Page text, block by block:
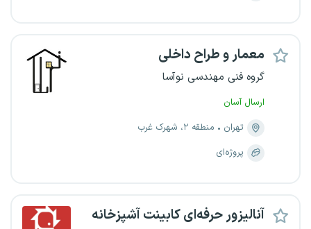
معمار و طراح داخلی
گروه فنی مهندسی نوآسا
ارسال آسان
تهران
منطقه ۲، شهرک غرب
پروژه‌ای
آنالیزور حرفه‌ای کابینت آشپزخانه